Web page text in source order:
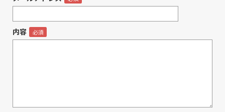
内容